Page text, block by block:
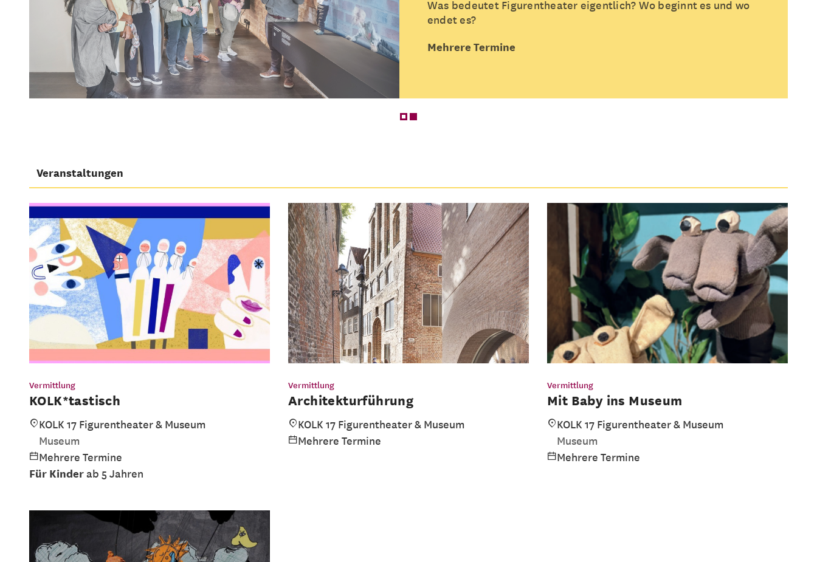
Was bedeutet Figurentheater eigentlich? Wo beginnt es und wo
endet es?
Mehrere Termine
Veranstaltungen
Vermittlung
KOLK*tastisch
KOLK 17 Figurentheater & Museum
Museum
Mehrere Termine
Für Kinderab 5 Jahren
Vermittlung
Architekturführung
KOLK 17 Figurentheater & Museum
Mehrere Termine
Vermittlung
Mit Baby ins Museum
KOLK 17 Figurentheater & Museum
Museum
Mehrere Termine